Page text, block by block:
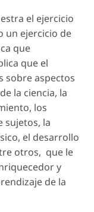
el ejercicio
un ejercicio de
que
que el
sobre aspectos
la ciencia, la
los
sujetos, la
el desarrollo
otros, que le
y
de la